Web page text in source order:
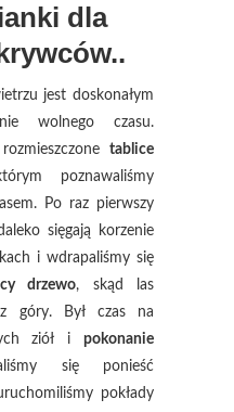
dla
jest doskonałym
wolnego czasu.
tablice
poznawaliśmy
Po raz pierwszy
sięgają korzenie
i wdrapaliśmy się
drzewo, skąd las
góry. Był czas na
ziół i pokonanie
się ponieść
pokłady